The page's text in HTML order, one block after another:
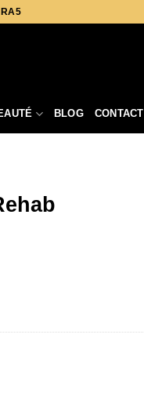
BLOG CONTACT